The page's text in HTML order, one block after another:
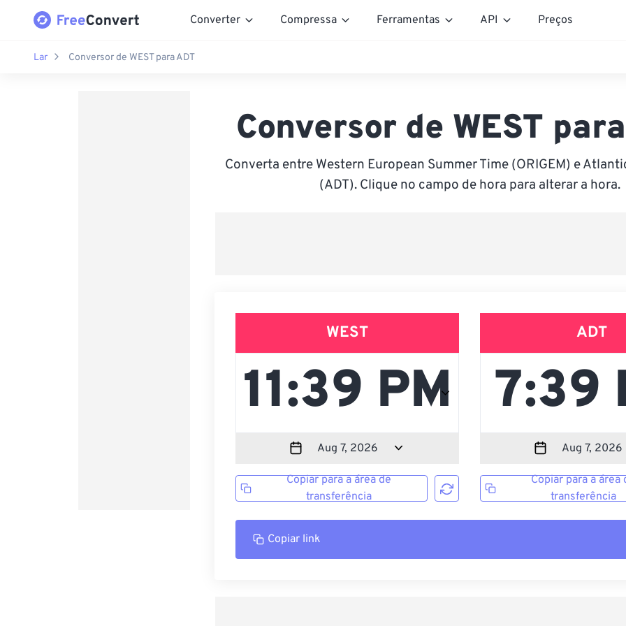
Converter Compressa Ferramentas API Preços
Lar Conversor de WEST para ADT
Conversor de WEST
Converta entre Western European Summer Time (ORIGEM) e
(ADT). Clique no campo de hora para alterar a hora.
WEST
Copiar para a área de
transferência
ADT
Copiar para a área
transferência
Copiar link